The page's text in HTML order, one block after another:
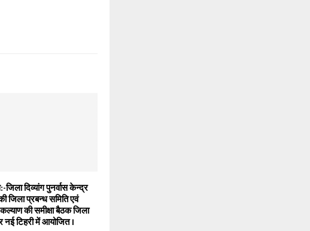
जिला दिव्यांग पुनर्वास केन्द्र
जिला प्रबन्ध समिति एवं
की समीक्षा बैठक जिला
नई टिहरी में आयोजित ।